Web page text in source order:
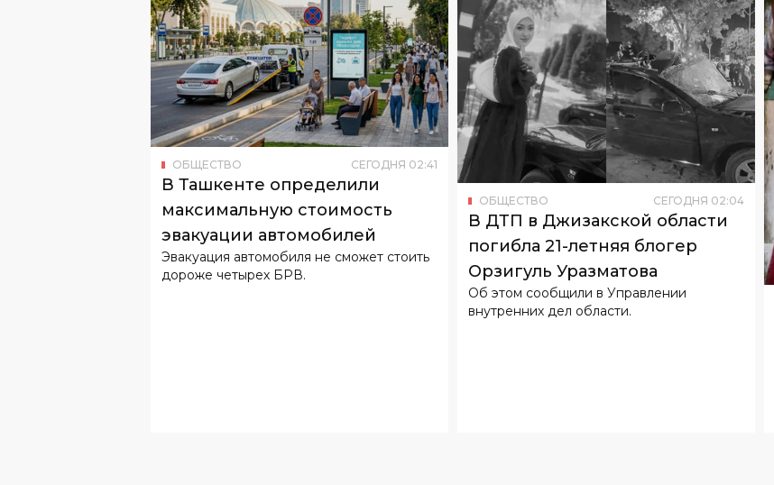
ОБЩЕСТВО СЕГОДНЯ 02:41
В Ташкенте определили
максимальную стоимость
эвакуации автомобилей
Эвакуация автомобиля не сможет стоить
дороже четырех БРВ.
ОБЩЕСТВО СЕГОДНЯ 02:04
В ДТП в Джизакской области
погибла 21-летняя блогер
Орзигуль Уразматова
Об этом сообщили в Управлении
внутренних дел области.